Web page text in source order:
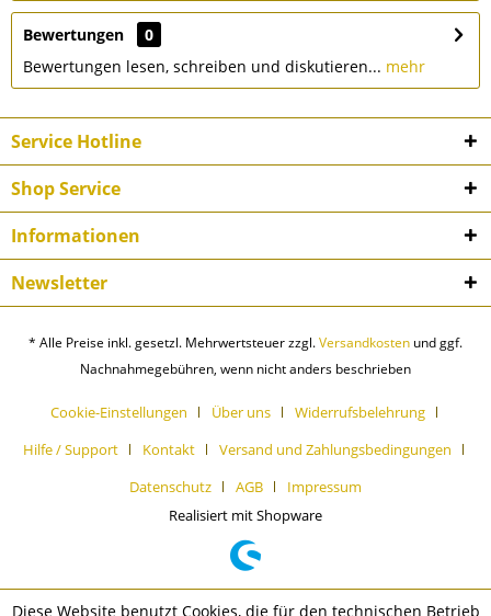
Bewertungen
0
Bewertungen lesen, schreiben und diskutieren... mehr
Service Hotline
Shop Service
Informationen
Newsletter
* Alle Preise inkl. gesetzl. Mehrwertsteuer zzgl.Versandkosten und ggf.
Nachnahmegebühren, wenn nicht anders beschrieben
Cookie-Einstellungen Über uns
Widerrufsbelehrung
Hilfe / Support
Kontakt
Versand und Zahlungsbedingungen
Datenschutz
AGB
Impressum
Realisiert mit Shopware
Diese Website benutzt Cookies, die für den technischen Betrieb